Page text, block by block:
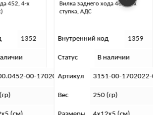
469, 4-х
1359
00-1702022-00
Джойстик (кулиса) КПП УАЗ 452
нового образца тросовая (4-х и
Внутренний код 14082
Статус В наличии
Артикул 2206-1703010-00
Вес 6,7 (кг).